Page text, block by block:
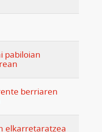
pabiloian
berriaren
elkarretaratzea